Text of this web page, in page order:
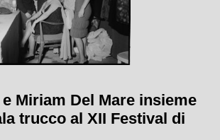
Miriam Del Mare insieme
trucco al XII Festival di